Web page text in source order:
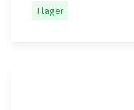
I lager